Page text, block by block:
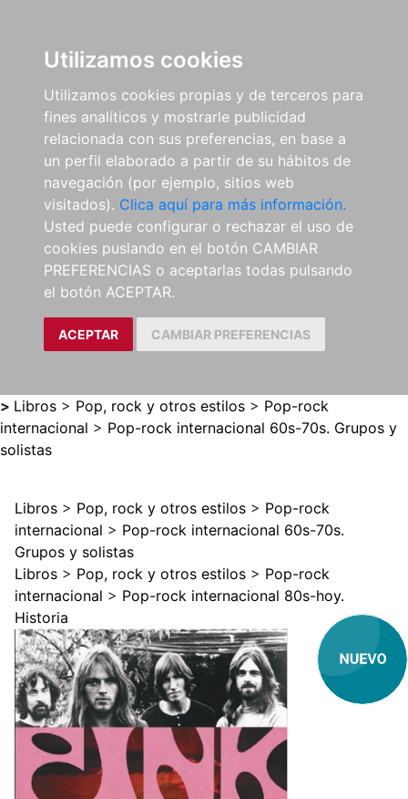
Utilizamos cookies
Utilizamos cookies propias y de terceros para
fines analíticos y mostrarle publicidad
relacionada con sus preferencias, en base a
un perfil elaborado a partir de su hábitos de
navegación (por ejemplo, sitios web
visitados). Clica aquí para más información.
Usted puede configurar o rechazar el uso de
cookies puslando en el botón CAMBIAR
PREFERENCIAS o aceptarlas todas pulsando
el botón ACEPTAR.
ACEPTAR CAMBIAR PREFERENCIAS
> Libros > Pop, rock y otros estilos > Pop-rock
internacional > Pop-rock internacional 60s-70s. Grupos y
solistas
Libros > Pop, rock y otros estilos > Pop-rock
internacional > Pop-rock internacional 60s-70s.
Grupos y solistas
Libros > Pop, rock y otros estilos > Pop-rock
internacional > Pop-rock internacional 80s-hoy.
Historia